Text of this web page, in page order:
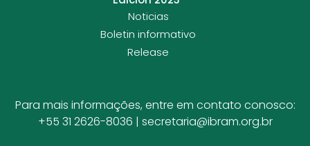
Noticias
Boletin informativo
Release
Para mais informações, entre em contato conosco:
+55 31 2626-8036 | secretaria@ibram.org.br